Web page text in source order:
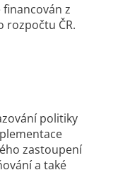
financován z
ČR.
politiky
zastoupení
a také